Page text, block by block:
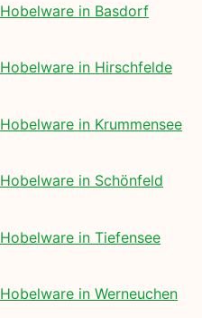
Hobelware in Basdorf
Hobelware in Hirschfelde
Hobelware in Krummensee
Hobelware in Schönfeld
Hobelware in Tiefensee
Hobelware in Werneuchen